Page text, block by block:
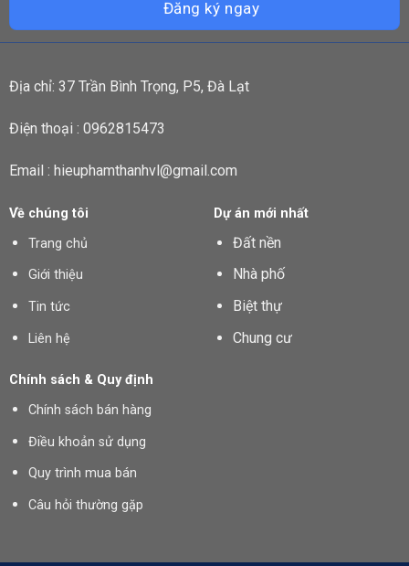
Địa chỉ: 37 Trần Bình Trọng, P5, Đà Lạt
Điện thoại : 0962815473
Email : hieuphamthanhvl@gmail.com
Về chúng tôi
Trang chủ
Giới thiệu
Tin tức
Liên hệ
Dự án mới nhất
Đất nền
Nhà phố
Biệt thự
Chung cư
Chính sách & Quy định
Chính sách bán hàng
Điều khoản sử dụng
Quy trình mua bán
Câu hỏi thường gặp